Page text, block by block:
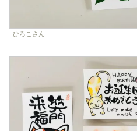
ひろこさん